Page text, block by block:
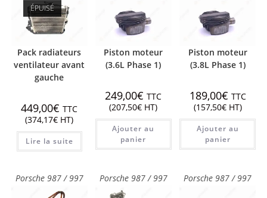
ÉPUISÉ
Pack radiateurs
ventilateur avant
gauche
449,00€ TTC
(374,17€ HT)
Lire la suite
Piston moteur
(3.6L Phase 1)
249,00€ TTC
(207,50€ HT)
Ajouter au
panier
Piston moteur
(3.8L Phase 1)
189,00€ TTC
(157,50€HT)
Ajouter au
panier
Porsche 987 / 997 Porsche 987 / 997 Porsche 987 / 997